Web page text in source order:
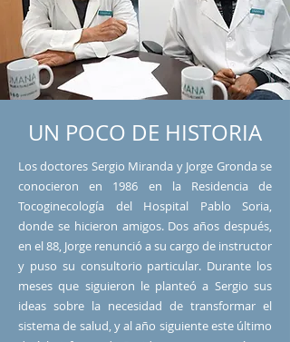
UN POCO DE HISTORIA
Los doctores Sergio Miranda y Jorge Gronda se
conocieron en 1986 en la Residencia de
Tocoginecología del Hospital Pablo Soria,
donde se hicieron amigos. Dos años después,
en el 88, Jorge renunció a su cargo de instructor
y puso su consultorio particular. Durante los
meses que siguieron le planteó a Sergio sus
ideas sobre la necesidad de transformar el
sistema de salud, y al año siguiente este último